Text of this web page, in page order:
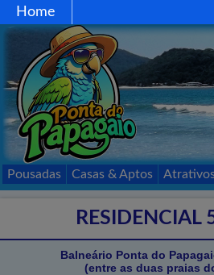
Home
Home Gastronomia
Pousadas Casas & Aptos
RESIDENCIAL
Balneário Ponta do
(entre as duas praias